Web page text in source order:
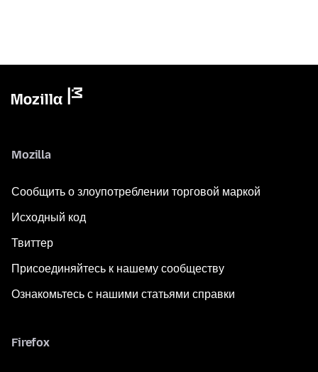
Mozilla
Сообщить о злоупотреблении торговой маркой
Исходный код
Твиттер
Присоединяйтесь к нашему сообществу
Ознакомьтесь с нашими статьями справки
Firefox